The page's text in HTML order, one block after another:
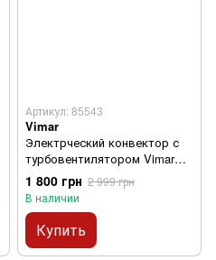
Артикул: 85543
Vimar
Электрческий конвектор с
турбовентилятором Vimar
VCE-2081F
1 800 грн 2 999 грн
В наличии
Купить